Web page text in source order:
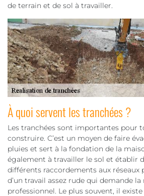
de terrain et de sol à travailler.
À quoi servent les tranchées ?
Les tranchées sont importantes pour
construire. C’est un moyen de faire
pluies et sert à la fondation de la
également à travailler le sol et établir
différents raccordements aux réseaux
d’un travail assez rude qui demande la
professionnel. Le plus souvent, il